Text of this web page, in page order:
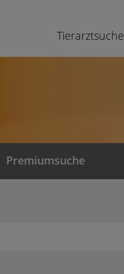
Tierarztsuche
Premiumsuche